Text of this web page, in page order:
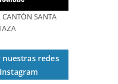
SANTA
nuestras redes